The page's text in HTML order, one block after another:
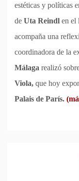
estéticas y políticas
de Uta Reindl en el
acompaña una
coordinadora de la
Málaga realizó
Viola, que hoy
Palais de París.